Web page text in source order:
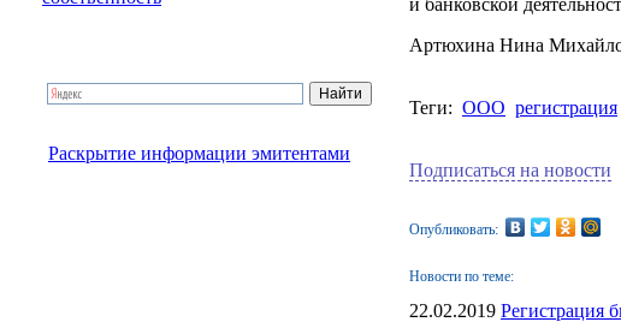
Раскрытие информации эмитентами
Артюхина Нина
Теги: ООО регистрация
Подписаться на новости
Опубликовать:
Новости по теме:
22.02.2019 Регистрация